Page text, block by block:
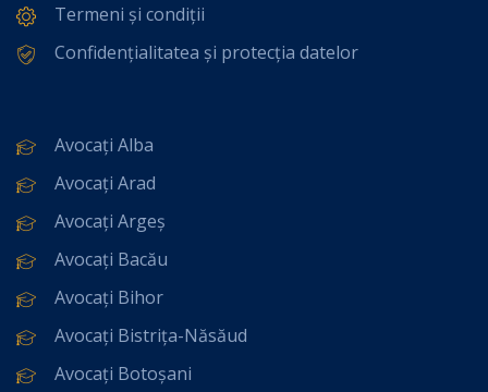
Termeni și condiții
Confidențialitatea și protecția datelor
Avocați Alba
Avocați Arad
Avocați Argeș
Avocați Bacău
Avocați Bihor
Avocați Bistrița-Năsăud
Avocați Botoșani